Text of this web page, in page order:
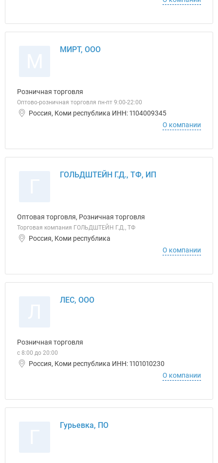
МИРТ, ООО
Розничная торговля
Оптово-розничная торговля пн-пт 9:00-22:00
Россия, Коми республика ИНН: 1104009345
О компании
ГОЛЬДШТЕЙН Г.Д., ТФ, ИП
Оптовая торговля, Розничная торговля
Торговая компания ГОЛЬДШТЕЙН Г.Д., ТФ
Россия, Коми республика
О компании
ЛЕС, ООО
Розничная торговля
с 8:00 до 20:00
Россия, Коми республика ИНН: 1101010230
О компании
Гурьевка, ПО